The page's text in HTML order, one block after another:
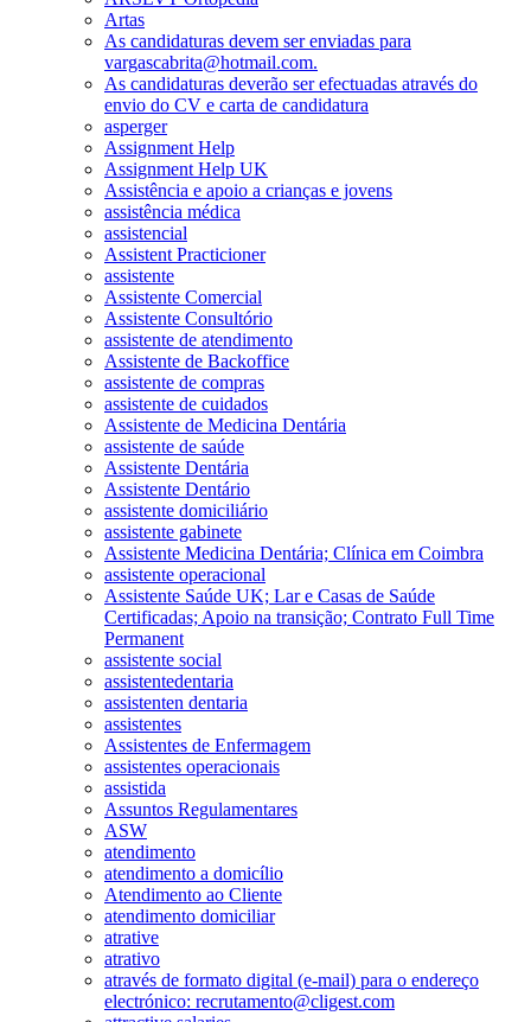
Artas
As candidaturas devem ser enviadas para
vargascabrita@hotmail.com.
As candidaturas deverão ser efectuadas através do
envio do CV e carta de candidatura
asperger
Assignment Help
Assignment Help UK
Assistência e apoio a crianças e jovens
assistência médica
assistencial
Assistent Practicioner
assistente
Assistente Comercial
Assistente Consultório
assistente de atendimento
Assistente de Backoffice
assistente de compras
assistente de cuidados
Assistente de Medicina Dentária
assistente de saúde
Assistente Dentária
Assistente Dentário
assistente domiciliário
assistente gabinete
Assistente Medicina Dentária; Clínica em Coimbra
assistente operacional
Assistente Saúde UK; Lar e Casas de Saúde
Certificadas; Apoio na transição; Contrato Full Time
Permanent
assistente social
assistentedentaria
assistenten dentaria
assistentes
Assistentes de Enfermagem
assistentes operacionais
assistida
Assuntos Regulamentares
ASW
atendimento
atendimento a domicílio
Atendimento ao Cliente
atendimento domiciliar
atrative
atrativo
através de formato digital (e-mail) para o endereço
electrónico: recrutamento@cligest.com